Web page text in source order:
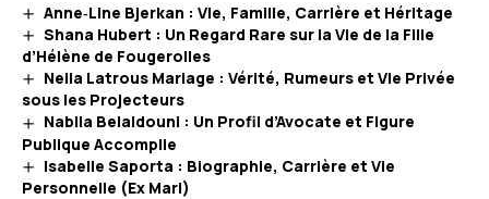
Anne‑Line Bjerkan : Vie, Famille, Carrière et Héritage
Shana Hubert : Un Regard Rare sur la Vie de la Fille
d’Hélène de Fougerolles
Neila Latrous Mariage : Vérité, Rumeurs et Vie Privée
sous les Projecteurs
Nabila Belaidouni : Un Profil d’Avocate et Figure
Publique Accomplie
Isabelle Saporta : Biographie, Carrière et Vie
Personnelle (Ex Mari)